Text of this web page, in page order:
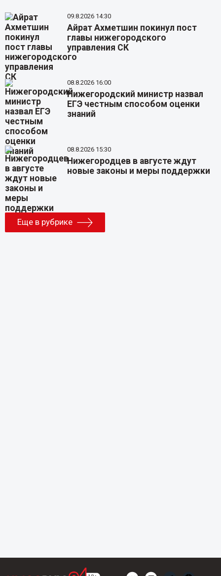
09.8.2026 14:30
Айрат Ахметшин покинул пост
главы нижегородского
управления СК
08.8.2026 16:00
Нижегородский министр назвал
ЕГЭ честным способом оценки
знаний
08.8.2026 15:30
Нижегородцев в августе ждут
новые законы и меры поддержки
Еще в рубрике